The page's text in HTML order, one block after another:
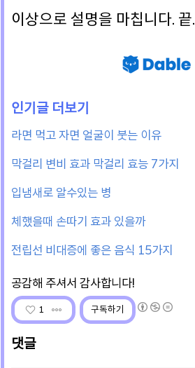
이상으로 설명을 마칩니다. 끝.
라면 먹고 자면 얼굴이 붓는 이유
막걸리 변비 효과 막걸리 효능 7가지
입냄새로 알수있는 병
체했을때 손따기 효과 있을까
전립선 비대증에 좋은 음식 15가지
1 구독하기
댓글